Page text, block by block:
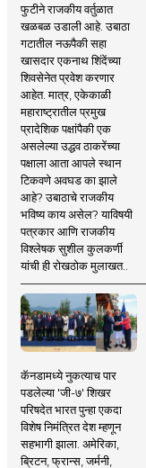
फुटीने राजकीय वर्तुळात
खळबळ उडाली आहे. उबाठा
गटातील नऊपैकी सहा
खासदार एकनाथ शिंदेंच्या
शिवसेनेत प्रवेश करणार
आहेत. मात्र, एकेकाळी
महाराष्ट्रातील प्रमुख
प्रादेशिक पक्षांपैकी एक
असलेल्या उद्धव ठाकरेंच्या
पक्षाला आता आपले स्थान
टिकवणे अवघड का झाले
आहे? उबाठाचे राजकीय
भविष्य काय असेल? याविषयी
पत्रकार आणि राजकीय
विश्लेषक सुशील कुलकर्णी
यांची ही रोखठोक मुलाखत..
कॅनडामध्ये नुकत्याच पार
पडलेल्या 'जी-७' शिखर
परिषदेत भारत पुन्हा एकदा
विशेष निमंत्रित देश म्हणून
सहभागी झाला. अमेरिका,
ब्रिटन, फ्रान्स, जर्मनी,